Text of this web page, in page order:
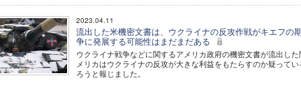
2023.04.11
流出した米機密文書は、ウクライナの反攻作戦がキエフの
争に発展する可能性はまだまだある
ウクライナ戦争などに関するアメリカ政府の機密文書が流出し
メリカはウクライナの反攻が大きな利益をもたらすのか疑って
ろうと報じました。